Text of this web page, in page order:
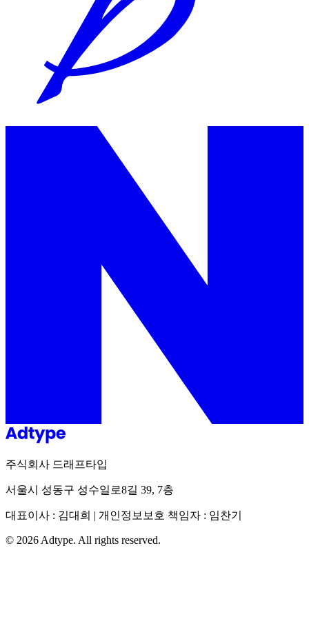
주식회사 드래프타입
서울시 성동구 성수일로8길 39, 7층
대표이사 : 김대희 | 개인정보보호 책임자 : 임찬기
© 2026 Adtype. All rights reserved.